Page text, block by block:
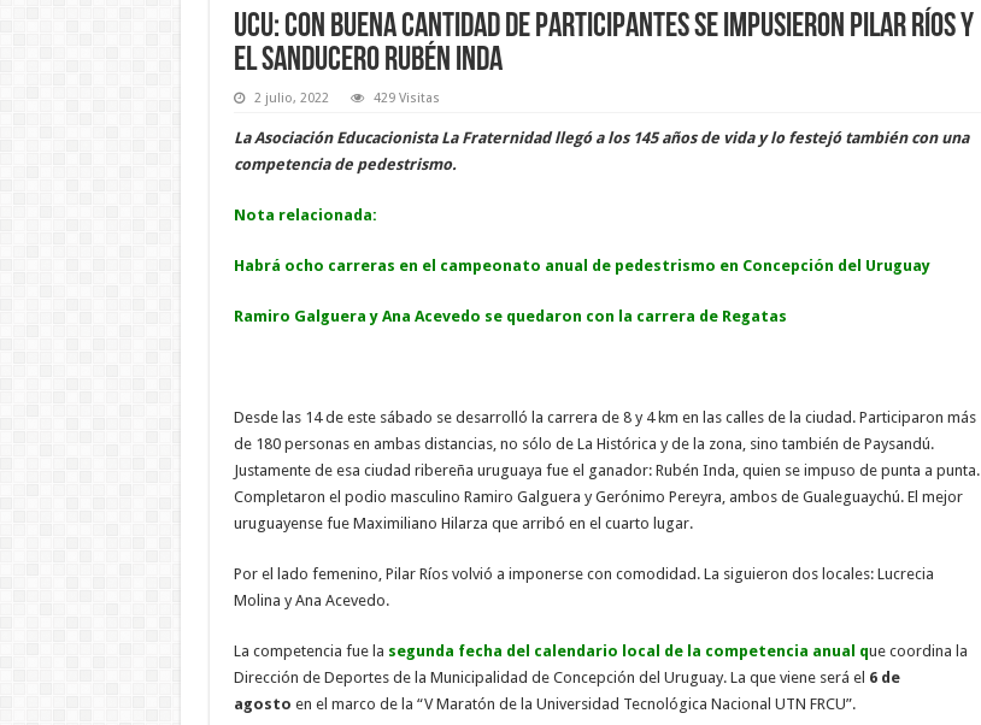
UCU: con buena cantidad de participantes se impusieron Pilar Ríos y
el sanducero Rubén Inda
2 julio, 2022 429 Visitas
La Asociación Educacionista La Fraternidad llegó a los 145 años de vida y lo festejó también con una
competencia de pedestrismo.
Nota relacionada:
Habrá ocho carreras en el campeonato anual de pedestrismo en Concepción del Uruguay
Ramiro Galguera y Ana Acevedo se quedaron con la carrera de Regatas
Desde las 14 de este sábado se desarrolló la carrera de 8 y 4 km en las calles de la ciudad. Participaron más
de 180 personas en ambas distancias, no sólo de La Histórica y de la zona, sino también de Paysandú.
Justamente de esa ciudad ribereña uruguaya fue el ganador: Rubén Inda, quien se impuso de punta a punta.
Completaron el podio masculino Ramiro Galguera y Gerónimo Pereyra, ambos de Gualeguaychú. El mejor
uruguayense fue Maximiliano Hilarza que arribó en el cuarto lugar.
Por el lado femenino, Pilar Ríos volvió a imponerse con comodidad. La siguieron dos locales: Lucrecia
Molina y Ana Acevedo.
La competencia fue la segunda fecha del calendario local de la competencia anual que coordina la
Dirección de Deportes de la Municipalidad de Concepción del Uruguay. La que viene será el 6 de
agosto en el marco de la “V Maratón de la Universidad Tecnológica Nacional UTN FRCU”.